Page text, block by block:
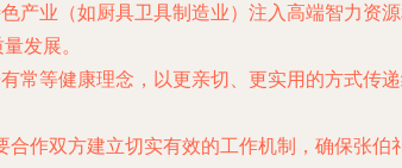
产业（如厨具卫具制造业）注入高端智力资
发展。
常等健康理念，以更亲切、更实用的方式传
作双方建立切实有效的工作机制，确保张伯